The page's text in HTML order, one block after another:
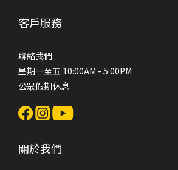
客戶服務
聯絡我們
星期一至五 10:00AM - 5:00PM
公眾假期休息
關於我們